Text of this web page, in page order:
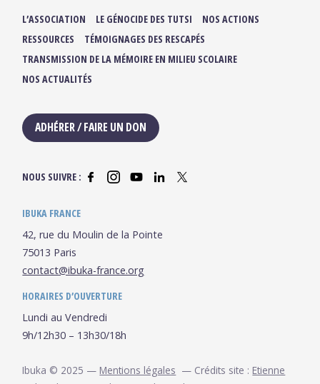
L’ASSOCIATION LE GÉNOCIDE DES TUTSI
NOS ACTIONS
RESSOURCES
TÉMOIGNAGES DES RESCAPÉS
TRANSMISSION DE LA MÉMOIRE EN MILIEU SCOLAIRE
NOS ACTUALITÉS
ADHÉRER / FAIRE UN DON
NOUS SUIVRE :
IBUKA FRANCE
42, rue du Moulin de la Pointe
75013 Paris
contact@ibuka-france.org
HORAIRES D’OUVERTURE
Lundi au Vendredi
9h/12h30 – 13h30/18h
Ibuka © 2025 — Mentions légales — Crédits site : Etienne